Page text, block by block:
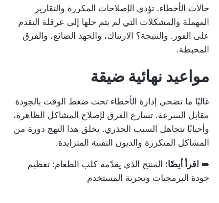
حالات الأخطاء. تؤدي الإصلاحات المكررة والتقارير
المهملة والمشكلات التي لم يتم حلها إلى عرقلة التقدم
على الفور. والنتيجة؟ الارتباك، والجهد الضائع، والفرق
المحبطة.
مواعيد نهائية ضيقة
غالبًا ما تضحي إدارة الأخطاء تحت ضغط الوقت بالجودة
مقابل السرعة. تسارع الفرق لإصلاح المشاكل الظاهرة،
وأحيانًا تتجاهل السبب الجذري. يخلق هذا النهج دورة من
المشاكل المتكررة والديون التقنية المتزايدة.
➡️ اقرأ أيضًا: المنتج الذي يقدّمه كلب الطعام: تعظيم
جودة البرمجيات وتجربة المستخدم